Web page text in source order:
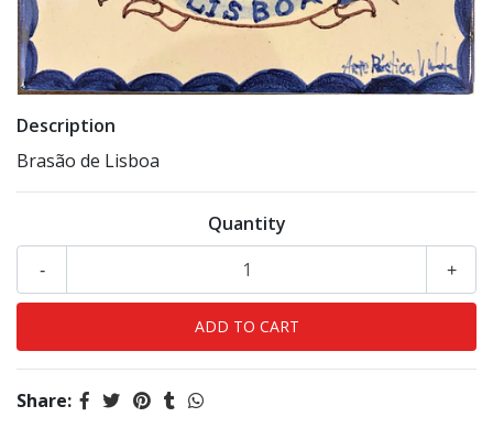
Description
Brasão de Lisboa
Quantity
+
-
Share: